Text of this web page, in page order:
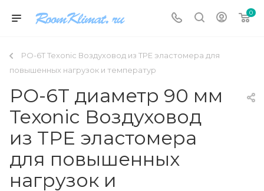
0
PO-6T Texonic Воздуховод из TPE эластомера для
повышенных нагрузок и температур
PO-6T диаметр 90 мм
Texonic Воздуховод
из TPE эластомера
для повышенных
нагрузок и